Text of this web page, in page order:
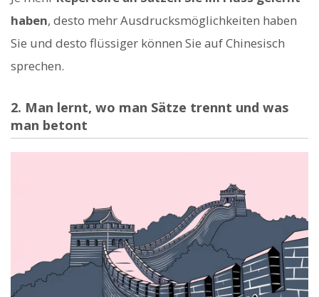
haben, desto mehr Ausdrucksmöglichkeiten haben
Sie und desto flüssiger können Sie auf Chinesisch
sprechen.
2. Man lernt, wo man Sätze trennt und was
man betont